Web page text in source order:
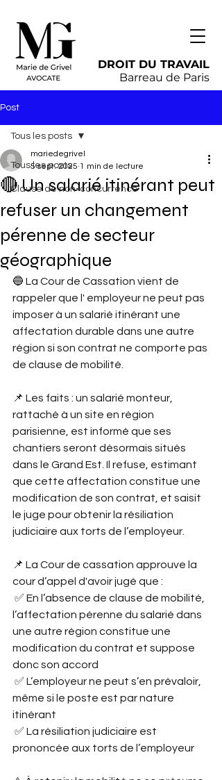
DROIT DU TRAVAIL
Barreau de Paris
Post
Tous les posts
Clause de non-concurrence
Tous les posts
🔴 Un salarié itinérant peut
refuser un changement
pérenne de secteur
géographique
mariedegrivel
5 sept. 2025 1 min de lecture
🔵 La Cour de Cassation vient de
rappeler que l' employeur ne peut pas
imposer à un salarié itinérant une
affectation durable dans une autre
région si son contrat ne comporte pas
de clause de mobilité.
📌 Les faits : un salarié monteur,
rattaché à un site en région
parisienne, est informé que ses
chantiers seront désormais situés
dans le Grand Est. Il refuse, estimant
que cette affectation constitue une
modification de son contrat, et saisit
le juge pour obtenir la résiliation
judiciaire aux torts de l’employeur.
📌 La Cour de cassation approuve la
cour d’appel d'avoir jugé que :
✅ En l’absence de clause de mobilité,
l’affectation pérenne du salarié dans
une autre région constitue une
modification du contrat et suppose
donc son accord
✅ L’employeur ne peut s’en prévaloir,
même si le poste est par nature
itinérant
✅ La résiliation judiciaire est
prononcée aux torts de l’employeur